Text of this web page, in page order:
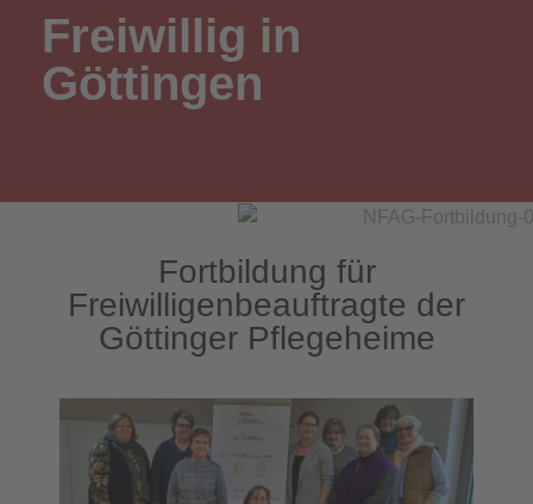
Freiwillig in
Göttingen
Fortbildung für
Freiwilligenbeauftragte der
Göttinger Pflegeheime